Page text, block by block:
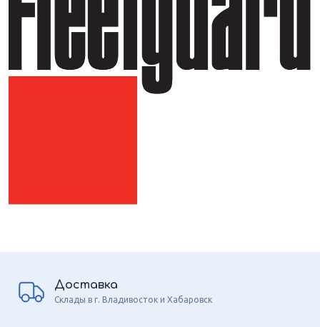
Доставка
Склады в г. Владивосток и Хабаровск